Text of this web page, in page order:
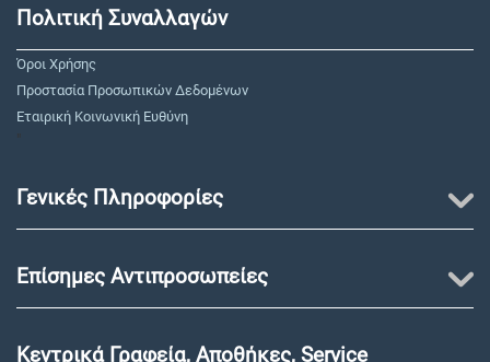
Πολιτική Συναλλαγών
Όροι Χρήσης
Προστασία Προσωπικών Δεδομένων
Εταιρική Κοινωνική Ευθύνη
"
Γενικές Πληροφορίες
Επίσημες Αντιπροσωπείες
Κεντρικά Γραφεία, Αποθήκες, Service